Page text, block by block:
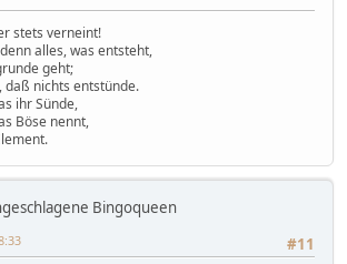
stets verneint!
alles, was entsteht,
geht;
daß nichts entstünde.
ihr Sünde,
Böse nennt,
Bingoqueen
#11